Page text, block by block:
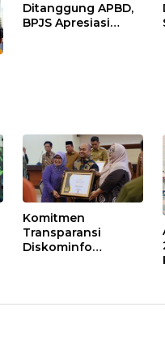
Ditanggung APBD,
BPJS Apresiasi
Komitmen
Transparansi
Diskominfo
Informatif